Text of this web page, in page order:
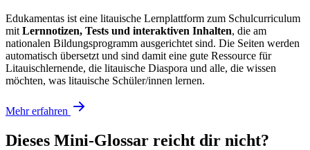
Edukamentas ist eine litauische Lernplattform zum Schulcurriculum
mit Lernnotizen, Tests und interaktiven Inhalten, die am
nationalen Bildungsprogramm ausgerichtet sind. Die Seiten werden
automatisch übersetzt und sind damit eine gute Ressource für
Litauischlernende, die litauische Diaspora und alle, die wissen
möchten, was litauische Schüler/innen lernen.
Mehr erfahren
Dieses Mini-Glossar reicht dir nicht?